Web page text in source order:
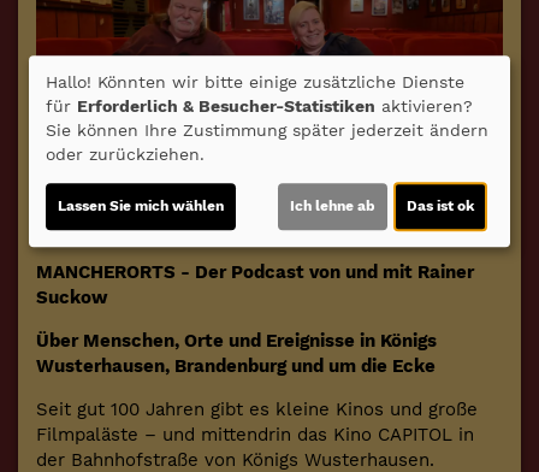
Fotoshow
MANCHERORTS - Der Podcast von und mit Rainer
Suckow
Über Menschen, Orte und Ereignisse in Königs
Wusterhausen, Brandenburg und um die Ecke
Seit gut 100 Jahren gibt es kleine Kinos und große
Filmpaläste – und mittendrin das Kino CAPITOL in
der Bahnhofstraße von Königs Wusterhausen.
Hallo! Könnten wir bitte einige zusätzliche Dienste
für Erforderlich & Besucher-Statistiken aktivieren?
Sie können Ihre Zustimmung später jederzeit ändern
oder zurückziehen.
Lassen Sie mich wählen Ich lehne ab Das ist ok